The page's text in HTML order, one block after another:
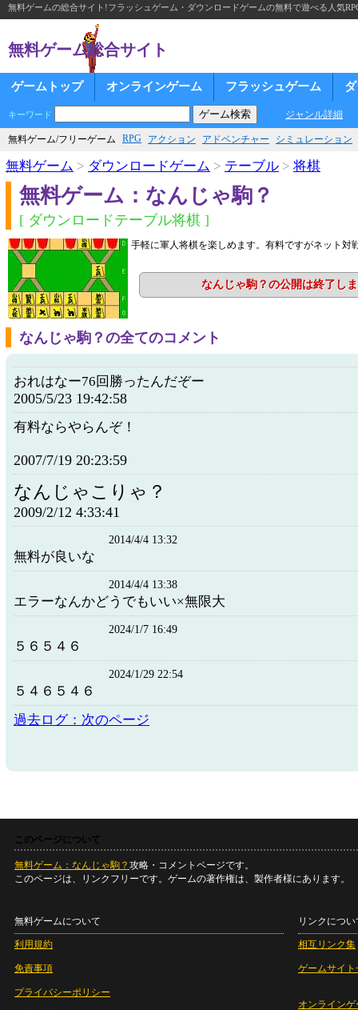
無料ゲームの総合サイト!フラッシュゲーム・ダウンロードゲームの無料で遊べる人気
無料ゲーム総合サイト
ゲームトップ オンラインゲーム フラッシュゲーム
キーワード ジャンル詳細
無料ゲーム/フリーゲーム RPG アクション アドベンチャー シミュレーション
無料ゲーム > ダウンロードゲーム > テーブル > 将棋
無料ゲーム：なんじゃ駒？
[ ダウンロードテーブル将棋 ]
手軽に軍人将棋を楽しめます。有料ですがネット対
なんじゃ駒？の公開は終了し
なんじゃ駒？の全てのコメント
おれはなー76回勝ったんだぞー
2005/5/23 19:42:58
有料ならやらんぞ！
2007/7/19 20:23:59
なんじゃこりゃ？
2009/2/12 4:33:41
2014/4/4 13:32
無料が良いな
2014/4/4 13:38
エラーなんかどうでもいい×無限大
2024/1/7 16:49
５６５４６
2024/1/29 22:54
５４６５４６
過去ログ：次のページ
このページについて
無料ゲーム：なんじゃ駒？ 攻略・コメントページです。
このページは、リンクフリーです。ゲームの著作権は、製作者様にあります。
無料ゲームについて
利用規約
免責事項
プライバシーポリシー
リンクについ
相互リンク集
ゲームサイト
オンラインゲ